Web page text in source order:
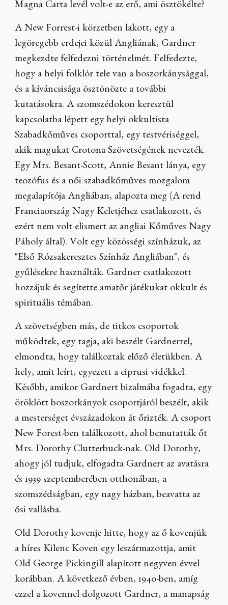
Magna Carta levél volt-e az erő, ami ösztökélte?
A New Forrest-i körzetben lakott, egy a
legöregebb erdejei közül Angliának, Gardner
megkezdte felfedezni történelmét. Felfedezte,
hogy a helyi folklór tele van a boszorkánysággal,
és a kíváncsisága ösztönözte a további
kutatásokra. A szomszédokon keresztül
kapcsolatba lépett egy helyi okkultista
Szabadkőműves csoporttal, egy testvériséggel,
akik magukat Crotona Szövetségének nevezték.
Egy Mrs. Besant-Scott, Annie Besant lánya, egy
teozófus és a női szabadkőműves mozgalom
megalapítója Angliában, alapozta meg (A rend
Franciaország Nagy Keletjéhez csatlakozott, és
ezért nem volt elismert az angliai Kőműves Nagy
Páholy által). Volt egy közösségi színházuk, az
"Első Rózsakeresztes Színház Angliában", és
gyűlésekre használták. Gardner csatlakozott
hozzájuk és segítette amatőr játékukat okkult és
spirituális témában.
A szövetségben más, de titkos csoportok
működtek, egy tagja, aki beszélt Gardnerrel,
elmondta, hogy találkoztak előző életükben. A
hely, amit leírt, egyezett a ciprusi vidékkel.
Később, amikor Gardnert bizalmába fogadta, egy
öröklött boszorkányok csoportjáról beszélt, akik
a mesterséget évszázadokon át őrizték. A csoport
New Forest-ben találkozott, ahol bemutatták őt
Mrs. Dorothy Clutterbuck-nak. Old Dorothy,
ahogy jól tudjuk, elfogadta Gardnert az avatásra
és 1939 szeptemberében otthonában, a
szomszédságban, egy nagy házban, beavatta az
ősi vallásba.
Old Dorothy kovenje hitte, hogy az ő kovenjük
a híres Kilenc Koven egy leszármazottja, amit
Old George Pickingill alapított negyven évvel
korábban. A következő évben, 1940-ben, amíg
ezzel a kovennel dolgozott Gardner, a manapság